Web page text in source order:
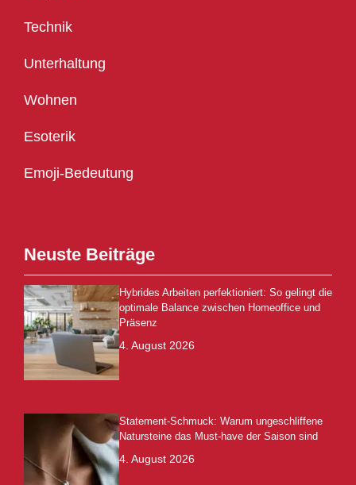
Technik
Unterhaltung
Wohnen
Esoterik
Emoji-Bedeutung
Neuste Beiträge
Hybrides Arbeiten perfektioniert: So gelingt die
optimale Balance zwischen Homeoffice und
Präsenz
4. August 2026
Statement-Schmuck: Warum ungeschliffene
Natursteine das Must-have der Saison sind
4. August 2026